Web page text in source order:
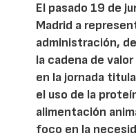
El pasado 19 de
Madrid a
administración,
la cadena de
en la jornada
el uso de la
alimentación
foco en la